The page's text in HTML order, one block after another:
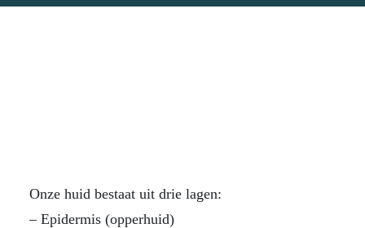
Onze huid bestaat uit drie lagen:
– Epidermis (opperhuid)